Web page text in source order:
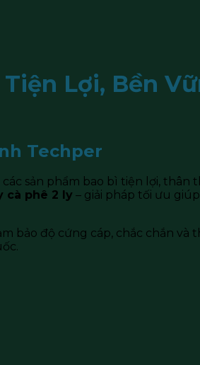
Lợi, Bền
Techper
sản phẩm bao bì tiện lợi, thân
cà phê 2 ly – giải pháp tối ưu
bảo độ cứng cáp, chắc chắn và